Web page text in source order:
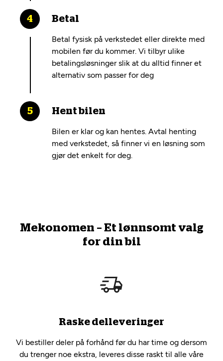
Betal
Betal fysisk på verkstedet eller direkte med
mobilen før du kommer. Vi tilbyr ulike
betalingsløsninger slik at du alltid finner et
alternativ som passer for deg
Hent bilen
Bilen er klar og kan hentes. Avtal henting
med verkstedet, så finner vi en løsning som
gjør det enkelt for deg.
Mekonomen – Et lønnsomt valg
for din bil
Raske delleveringer
Vi bestiller deler på forhånd før du har time og dersom
du trenger noe ekstra, leveres disse raskt til alle våre